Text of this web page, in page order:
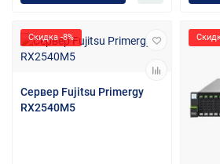
Скидка -8%
Сервер Fujitsu Primergy
RX2540M5